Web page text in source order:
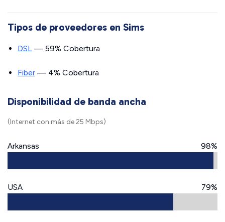
Tipos de proveedores en Sims
DSL — 59% Cobertura
Fiber — 4% Cobertura
Disponibilidad de banda ancha
(Internet con más de 25 Mbps)
Arkansas 98%
USA 79%